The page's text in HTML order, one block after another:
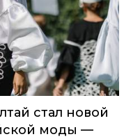
стал новой
моды —